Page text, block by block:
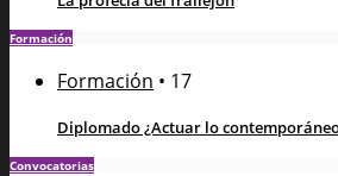
Formación
Formación • 17
Diplomado ¿Actuar lo
Convocatorias